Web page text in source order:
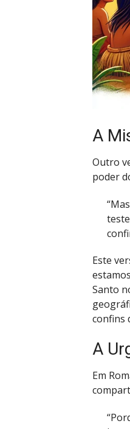
A
Outro
poder
Este
Santo
confins
A
Em